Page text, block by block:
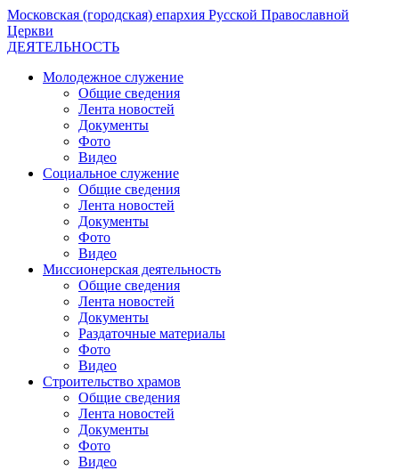
Московская (городская) епархия Русской Православной
Церкви
ДЕЯТЕЛЬНОСТЬ
Молодежное служение
Общие сведения
Лента новостей
Документы
Фото
Видео
Социальное служение
Общие сведения
Лента новостей
Документы
Фото
Видео
Миссионерская деятельность
Общие сведения
Лента новостей
Документы
Раздаточные материалы
Фото
Видео
Строительство храмов
Общие сведения
Лента новостей
Документы
Фото
Видео